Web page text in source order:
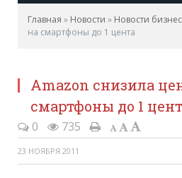
Главная » Новости » Новости
на смартфоны до 1 цента
Amazon снизила
смартфоны до 1
0 735
23 НОЯБРЯ 2011